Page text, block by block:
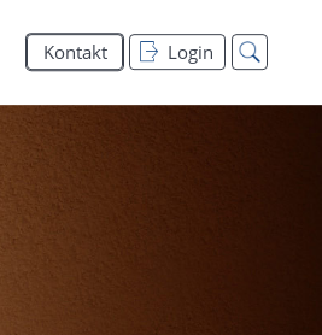
Kontakt Login